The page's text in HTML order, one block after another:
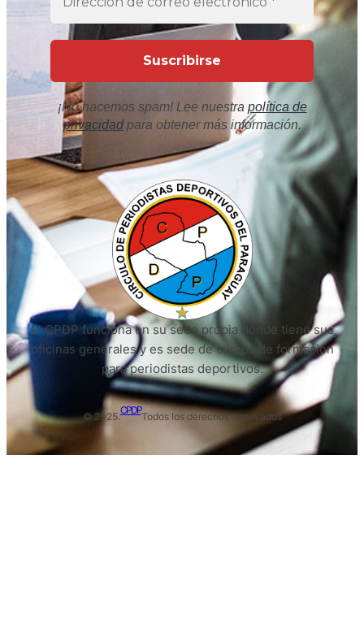
¡No hacemos spam! Lee nuestra política de
privacidadpara obtener más información.
El CPDP funciona en su sede propia donde tiene sus
oficinas generales y es sede de cursos de formación
para periodistas deportivos.
© 2025.
CPDP
Todos los derechos reservados